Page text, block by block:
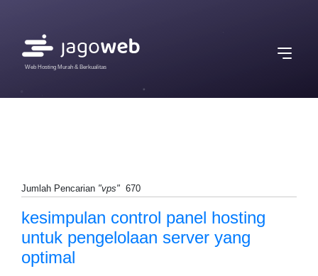
Web Hosting Murah & Berkualitas
Jumlah Pencarian "vps" 670
kesimpulan control panel hosting
untuk pengelolaan server yang
optimal